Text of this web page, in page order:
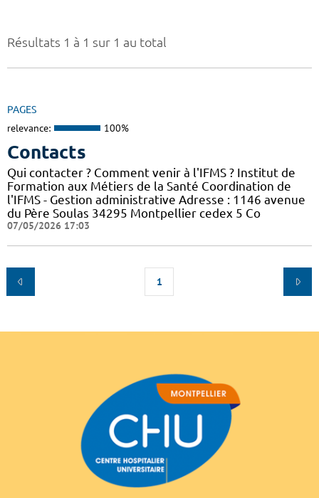
Résultats 1 à 1 sur 1 au total
PAGES
relevance: 100%
Contacts
Qui contacter ? Comment venir à l'IFMS ? Institut de
Formation aux Métiers de la Santé Coordination de
l'IFMS - Gestion administrative Adresse : 1146 avenue
du Père Soulas 34295 Montpellier cedex 5 Co
07/05/2026 17:03
1